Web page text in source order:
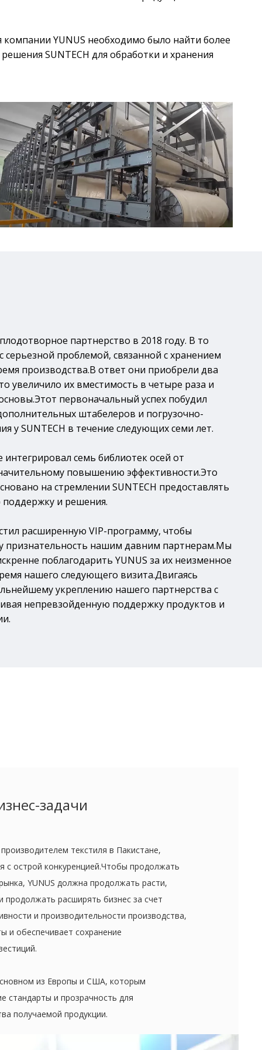
компании YUNUS необходимо было найти более
SUNTECH для обработки и хранения
партнерство в 2018 году. В то
серьезной проблемой, связанной с хранением
производства.В ответ они приобрели два
увеличило их вместимость в четыре раза и
первоначальный успех побудил
штабелеров и погрузочно-
у SUNTECH в течение следующих семи лет.
семь библиотек осей от
повышению эффективности.Это
на стремлении SUNTECH предоставлять
и решения.
расширенную VIP-программу, чтобы
признательность нашим давним партнерам.Мы
поблагодарить YUNUS за их неизменное
нашего следующего визита.Двигаясь
укреплению нашего партнерства с
непревзойденную поддержку продуктов и
задачи
текстиля в Пакистане,
с острой конкуренцией.Чтобы продолжать
YUNUS должна продолжать расти,
продолжать расширять бизнес за счет
и производительности производства,
и обеспечивает сохранение
из Европы и США, которым
стандарты и прозрачность для
получаемой продукции.